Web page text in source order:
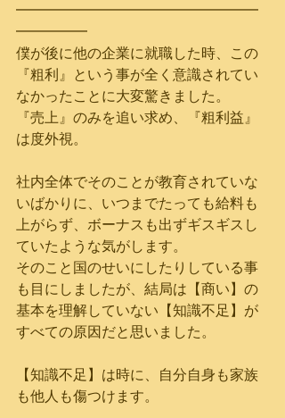
━━━━━━━━━━━━━━━━━
━━━━━
僕が後に他の企業に就職した時、この
『粗利』という事が全く意識されてい
なかったことに大変驚きました。
『売上』のみを追い求め、『粗利益』
は度外視。
社内全体でそのことが教育されていな
いばかりに、いつまでたっても給料も
上がらず、ボーナスも出ずギスギスし
ていたような気がします。
そのこと国のせいにしたりしている事
も目にしましたが、結局は【商い】の
基本を理解していない【知識不足】が
すべての原因だと思いました。
【知識不足】は時に、自分自身も家族
も他人も傷つけます。